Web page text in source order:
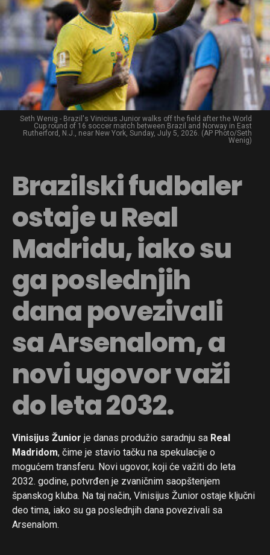
Seth Wenig - Brazil's Vinicius Junior walks off the field after the World
Cup round of 16 soccer match between Brazil and Norway in East
Rutherford, N.J., near New York, Sunday, July 5, 2026. (AP Photo/Seth
Wenig)
Brazilski fudbaler
ostaje u Real
Madridu, iako su
ga poslednjih
dana povezivali
sa Arsenalom, a
novi ugovor važi
do leta 2032.
Vinisijus Žunior je danas produžio saradnju sa Real
Madridom, čime je stavio tačku na spekulacije o
mogućem transferu. Novi ugovor, koji će važiti do leta
2032. godine, potvrđen je zvaničnim saopštenjem
španskog kluba. Na taj način, Vinisijus Žunior ostaje ključni
deo tima, iako su ga poslednjih dana povezivali sa
Arsenalom.